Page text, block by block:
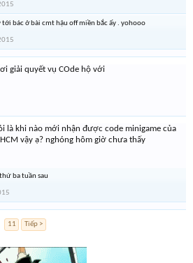
tới bác ở bài cmt hậu off miền bắc ấy . yohooo
giải quyết vụ COde hộ với
là khi nào mới nhận được code minigame của
vậy ạ? nghóng hôm giờ chưa thấy
ba tuần sau
11 Tiếp >